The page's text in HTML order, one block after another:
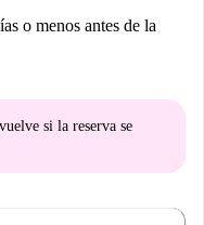
o menos antes de la
si la reserva se